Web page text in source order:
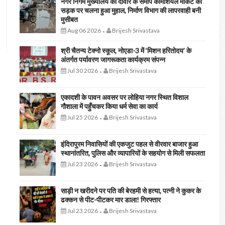
सड़क पर चलना हुआ मुहाल, निर्माण विभाग की लापरवाही बनी
मुसीबत
Aug 06 2026- Brijesh Srivastava
श्री चैतन्य टेक्नो स्कूल, नोएडा-3 में ‘मिशन हरितोदय’ के
अंतर्गत पर्यावरण जागरूकता कार्यक्रम संपन्न
Jul 30 2026- Brijesh Srivastava
एकादशी के पावन अवसर पर लोहिया नगर स्थित विशाल
गौशाला में पहुँचकर किया धर्म सेवा का कार्य
Jul 25 2026- Brijesh Srivastava
इंदिरापुरम निवासियों की एकजुट पहल से वीरवार बाजार हुआ
स्थानांतरित, पुलिस और व्यापारियों के सहयोग से मिली सफलता
Jul 23 2026- Brijesh Srivastava
साड़ी न खरीदने पर पति की बेरहमी से हत्या, पत्नी ने कुकर के
ढक्कन से पीट-पीटकर मार डाला! गिरफ्तार
Jul 23 2026- Brijesh Srivastava